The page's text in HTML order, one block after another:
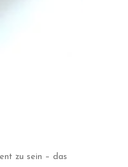
zu sein – das